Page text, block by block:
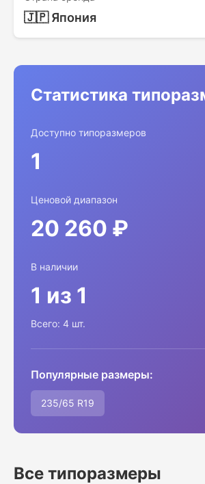
🇯🇵 Япония
Статистика
Доступно типоразмеров
1
Ценовой диапазон
20 260 ₽
В наличии
1 из 1
Всего: 4 шт.
Популярные размеры:
235/65 R19
Все типоразмеры